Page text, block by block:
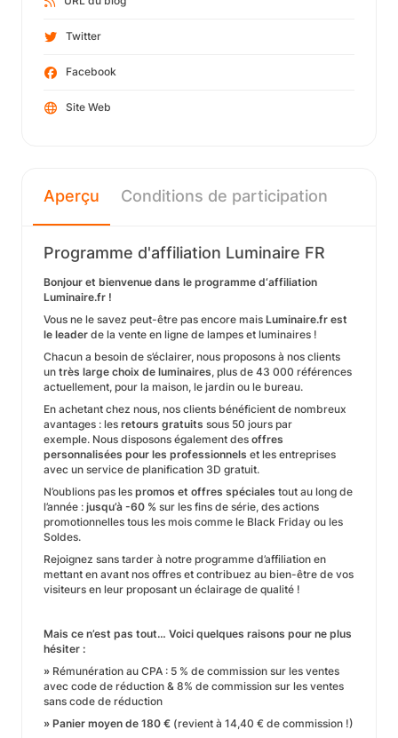
Twitter
Facebook
Site Web
Aperçu Conditions de participation
Programme d'affiliation Luminaire FR
Bonjour et bienvenue dans le programme d‘affiliation
Luminaire.fr !
Vous ne le savez peut-être pas encore mais Luminaire.fr est
le leader de la vente en ligne de lampes et luminaires !
Chacun a besoin de s’éclairer, nous proposons à nos clients
un très large choix de luminaires, plus de 43 000 références
actuellement, pour la maison, le jardin ou le bureau.
En achetant chez nous, nos clients bénéficient de nombreux
avantages : les retours gratuits sous 50 jours par
exemple. Nous disposons également des offres
personnalisées pour les professionnels et les entreprises
avec un service de planification 3D gratuit.
N’oublions pas les promos et offres spéciales tout au long de
l’année : jusqu’à -60 % sur les fins de série, des actions
promotionnelles tous les mois comme le Black Friday ou les
Soldes.
Rejoignez sans tarder à notre programme d’affiliation en
mettant en avant nos offres et contribuez au bien-être de vos
visiteurs en leur proposant un éclairage de qualité !
Mais ce n’est pas tout… Voici quelques raisons pour ne plus
hésiter :
» Rémunération au CPA : 5 % de commission sur les ventes
avec code de réduction & 8% de commission sur les ventes
sans code de réduction
» Panier moyen de 180 € (revient à 14,40 € de commission !)